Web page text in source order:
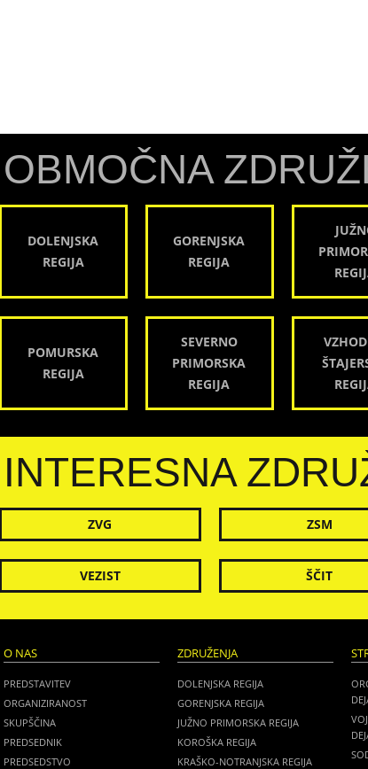
OBMOČNA
DOLENJSKA
REGIJA
GORENJSKA
REGIJA
POMURSKA
REGIJA
SEVERNO
PRIMORSKA
REGIJA
INTERESNA
ZVG ZSM
VEZIST ŠČIT
O NAS
PREDSTAVITEV
ORGANIZIRANOST
SKUPŠČINA
PREDSEDNIK
PREDSEDSTVO
ZDRUŽENJA
DOLENJSKA REGIJA
GORENJSKA REGIJA
JUŽNO PRIMORSKA REGIJA
KOROŠKA REGIJA
KRAŠKO-NOTRANJSKA REGIJA